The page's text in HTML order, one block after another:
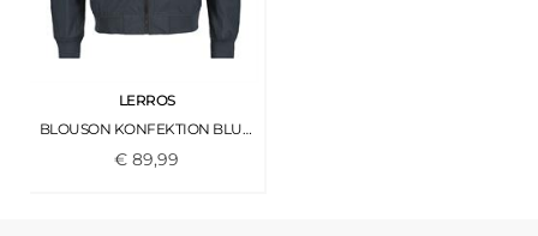
LERROS
BLOUSON KONFEKTION BLUE NIGHT
€89,99